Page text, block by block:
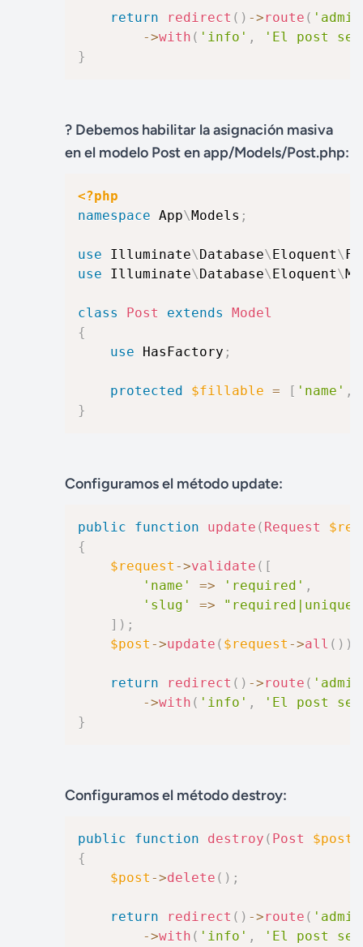
return redirect ( ) ->route (
->with ( 'info' ,
'El post se
}
? Debemos habilitar la asignación masiva
en el modelo Post en app/Models/Post.php:
<?php
namespace App\Models ;
use Illuminate\Database\Eloquent\
use
Illuminate\Database\Eloquent\
class Post extends
Model
{
use
HasFactory ;
protected $fillable = [ 'name' ,
}
Configuramos el método update:
public function update ( Request
{
$request ->validate ( [
'name'
=> 'required' ,
'slug'
=>
] ) ;
$post ->update ( $request ->all ( ) )
return redirect ( ) ->route (
->with ( 'info' ,
'El post se
}
Configuramos el método destroy:
public function destroy ( Post $post
{
$post ->delete ( ) ;
return redirect ( ) ->route (
->with ( 'info' ,
'El post se